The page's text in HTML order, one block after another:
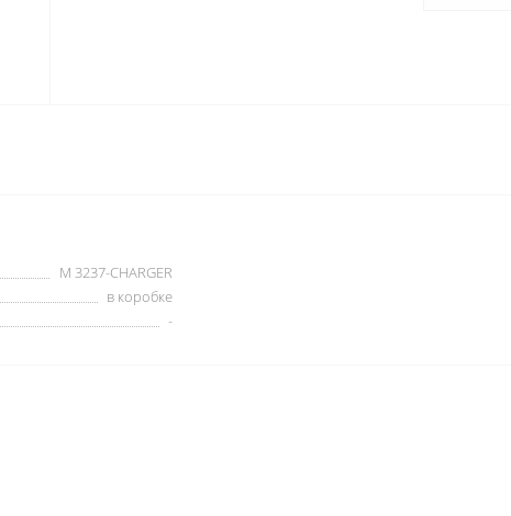
M 3237-CHARGER
в коробке
-